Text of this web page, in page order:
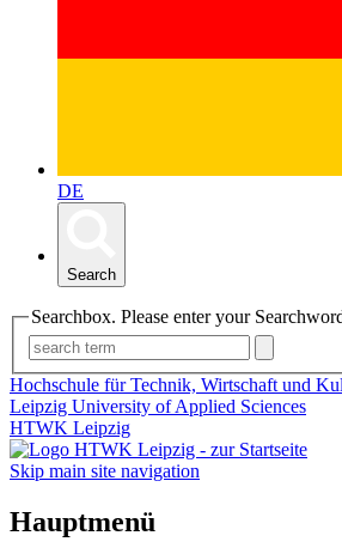
DE
Search
Searchbox. Please enter your
Hochschule für Technik, Wirtschaft und
Leipzig University of Applied Sciences
HTWK Leipzig
Skip main site navigation
Hauptmenü